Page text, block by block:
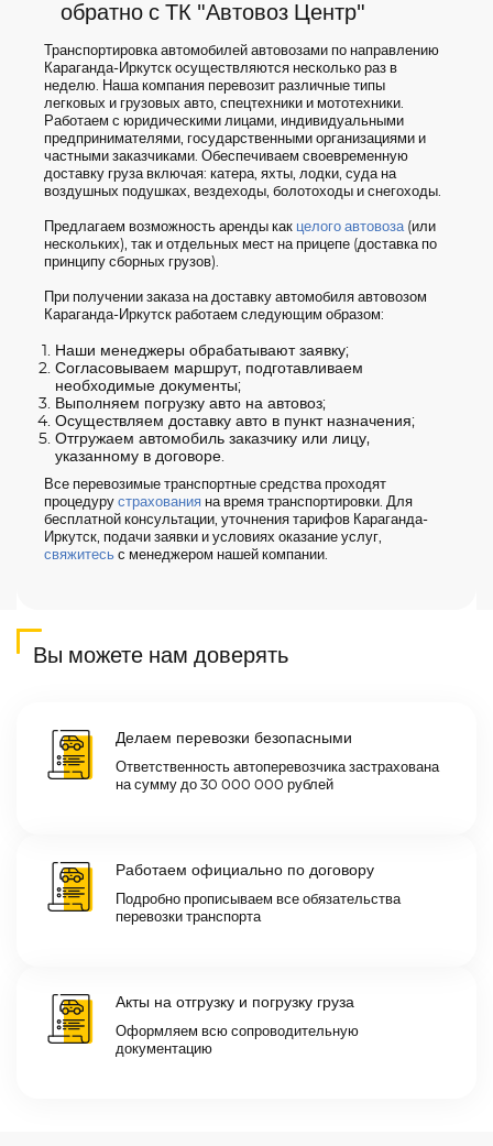
обратно с ТК "Автовоз Центр"
Транспортировка автомобилей автовозами по направлению
Караганда-Иркутск осуществляются несколько раз в
неделю. Наша компания перевозит различные типы
легковых и грузовых авто, спецтехники и мототехники.
Работаем с юридическими лицами, индивидуальными
предпринимателями, государственными организациями и
частными заказчиками. Обеспечиваем своевременную
доставку груза включая: катера, яхты, лодки, суда на
воздушных подушках, вездеходы, болотоходы и снегоходы.
Предлагаем возможность аренды как целого автовоза(или
нескольких), так и отдельных мест на прицепе (доставка по
принципу сборных грузов).
При получении заказа на доставку автомобиля автовозом
Караганда-Иркутск работаем следующим образом:
Наши менеджеры обрабатывают заявку;
Согласовываем маршрут, подготавливаем
необходимые документы;
Выполняем погрузку авто на автовоз;
Осуществляем доставку авто в пункт назначения;
Отгружаем автомобиль заказчику или лицу,
указанному в договоре.
Все перевозимые транспортные средства проходят
процедуру страхования на время транспортировки. Для
бесплатной консультации, уточнения тарифов Караганда-
Иркутск, подачи заявки и условиях оказание услуг,
свяжитесь с менеджером нашей компании.
Вы можете нам доверять
Делаем перевозки безопасными
Ответственность автоперевозчика застрахована
на сумму до 30 000 000 рублей
Работаем официально по договору
Подробно прописываем все обязательства
перевозки транспорта
Акты на отгрузку и погрузку груза
Оформляем всю сопроводительную
документацию